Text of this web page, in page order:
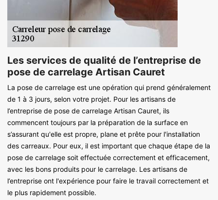
Les services de qualité de l’entreprise de
pose de carrelage Artisan Cauret
La pose de carrelage est une opération qui prend généralement
de 1 à 3 jours, selon votre projet. Pour les artisans de
l’entreprise de pose de carrelage Artisan Cauret, ils
commencent toujours par la préparation de la surface en
s’assurant qu'elle est propre, plane et prête pour l'installation
des carreaux. Pour eux, il est important que chaque étape de la
pose de carrelage soit effectuée correctement et efficacement,
avec les bons produits pour le carrelage. Les artisans de
l’entreprise ont l'expérience pour faire le travail correctement et
le plus rapidement possible.